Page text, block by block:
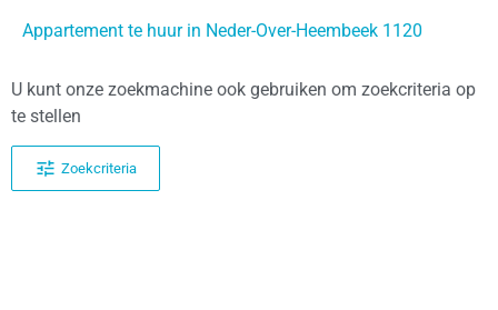
Appartement te huur in Neder-Over-Heembeek 1120
U kunt onze zoekmachine ook gebruiken om zoekcriteria op
te stellen
Zoekcriteria